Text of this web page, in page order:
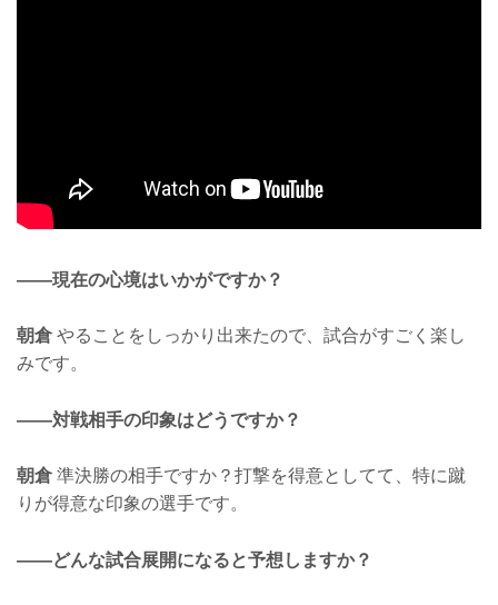
——現在の心境はいかがですか？
朝倉やることをしっかり出来たので、試合がすごく楽し
みです。
——対戦相手の印象はどうですか？
朝倉準決勝の相手ですか？打撃を得意としてて、特に蹴
りが得意な印象の選手です。
——どんな試合展開になると予想しますか？